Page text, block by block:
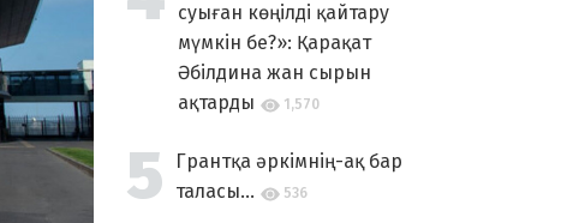
суыған көңілді қайтару
мүмкін бе?»: Қарақат
Әбілдина жан сырын
ақтарды
1,570
Грантқа әркімнің-ақ бар
таласы...
536